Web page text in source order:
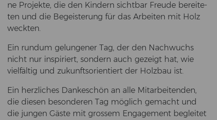
ne Pro­jek­te, die den Kin­dern sicht­bar Freu­de be­rei­te­
ten und die Be­geis­te­rung für das Ar­bei­ten mit Holz
weck­ten.
Ein rund­um ge­lun­ge­ner Tag, der den Nach­wuchs
nicht nur in­spi­riert, son­dern auch ge­zeigt hat, wie
viel­fäl­tig und zu­kunfts­ori­en­tiert der Holz­bau ist.
Ein herz­li­ches Dan­ke­schön an alle Mit­ar­bei­ten­den,
die die­sen be­son­de­ren Tag mög­lich ge­macht und
die jun­gen Gäste mit gros­sem En­ga­ge­ment be­glei­tet